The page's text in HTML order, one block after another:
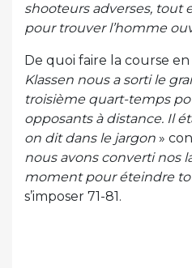
shooteurs adverses, tout
pour trouver l’homme
De quoi faire la course en
Klassen nous a sorti le
troisième quart-temps
opposants à distance. Il
on dit dans le jargon »
nous avons converti nos
moment pour éteindre
s’imposer 71-81.